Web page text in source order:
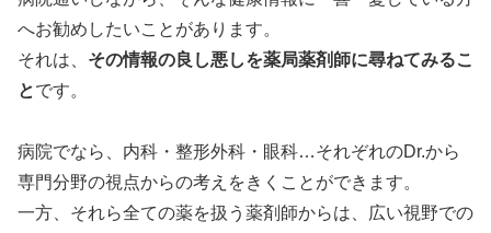
へお勧めしたいことがあります。
それは、 その情報の良し悪しを薬局薬剤師に尋ねてみるこ
とです。
病院でなら、内科・整形外科・眼科…それぞれのDr.から
専門分野の視点からの考えをきくことができます。
一方、それら全ての薬を扱う薬剤師からは、広い視野での